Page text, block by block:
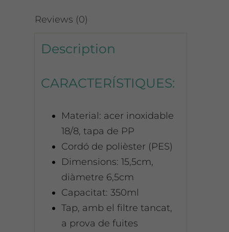
Reviews (0)
Description
CARACTERÍSTIQUES:
Material: acer inoxidable
18/8, tapa de PP
Cordó de polièster (PES)
Dimensions: 15,5cm,
diàmetre 6,5cm
Capacitat: 350ml
Tap, amb el filtre tancat,
a prova de fuites